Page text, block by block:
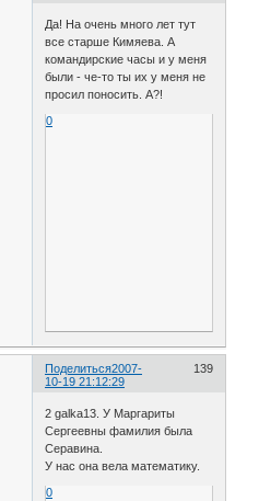
Да! На очень много лет тут
все старше Кимяева. А
командирские часы и у меня
были - че-то ты их у меня не
просил поносить. А?!
0
Поделиться 139
2007-
10-19 21:12:29
2 galka13. У Маргариты
Сергеевны фамилия была
Серавина.
У нас она вела математику.
0